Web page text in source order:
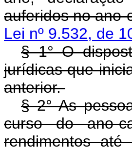
auferidos no
Lei nº 9.532, de
§ 1° O
jurídicas que
anterior.
§ 2° As
curso do ano-
rendimentos